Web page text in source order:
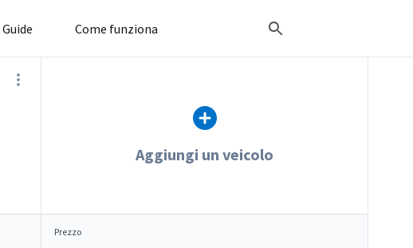
Guide Come funziona
Aggiungi un veicolo
Prezzo